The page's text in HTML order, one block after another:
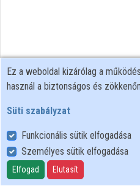
Felhasználói szabályzat
Adatkezelési tájékoztató
Süti szabályzat
Ez a weboldal kizárólag a
használ a biztonságos és
Süti szabályzat
Funkcionális sütik elfogadása
Személyes sütik elfogadása
Elfogad Elutasít